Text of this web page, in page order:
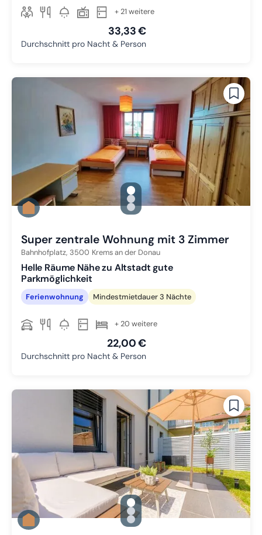
+ 21 weitere
33,33 €
Durchschnitt pro Nacht & Person
gallery.slide_selector
Zu Slide 1 wechseln
Zu Slide 2 wechseln
Zu Slide 3 wechseln
Super zentrale Wohnung mit 3 Zimmer
Bahnhofplatz, 3500 Krems an der Donau
Helle Räume Nähe zu Altstadt gute
Parkmöglichkeit
Ferienwohnung Mindestmietdauer 3 Nächte
+ 20 weitere
22,00 €
Durchschnitt pro Nacht & Person
gallery.slide_selector
Zu Slide 1 wechseln
Zu Slide 2 wechseln
Zu Slide 3 wechseln